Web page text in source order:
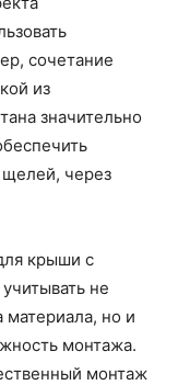
сочетание
из
значительно
щелей, через
крыши с
не
но и
монтажа.
монтаж